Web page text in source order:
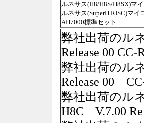
ルネサス(H8/H8S/H8SX)マ
ルネサス(SuperH RISC)マイ
AH7000標準セット
弊社出荷のル
Release 00 CC-
弊社出荷のル
Release 00
弊社出荷のル
H8C V.7.00